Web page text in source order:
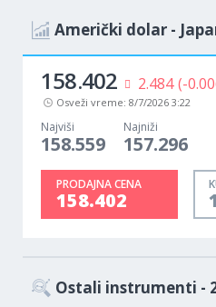
Američki dolar -
158.402 2.484 (-
Osveži vreme: 8/7/2026 3:22
Najviši
158.559
Najniži
157.296
PRODAJNA CENA
158.402
Ostali instrumenti -